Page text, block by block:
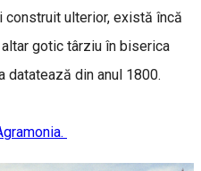
ulterior, există încă
gotic târziu în biserica
datatează din anul 1800.